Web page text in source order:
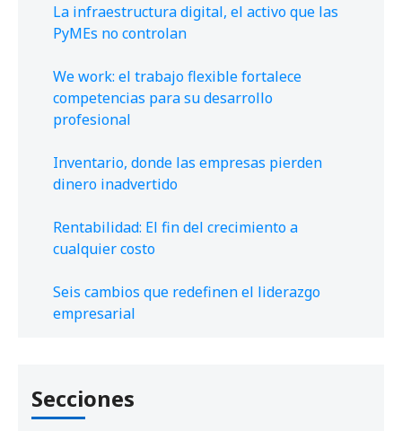
La infraestructura digital, el activo que las
PyMEs no controlan
We work: el trabajo flexible fortalece
competencias para su desarrollo
profesional
Inventario, donde las empresas pierden
dinero inadvertido
Rentabilidad: El fin del crecimiento a
cualquier costo
Seis cambios que redefinen el liderazgo
empresarial
Secciones